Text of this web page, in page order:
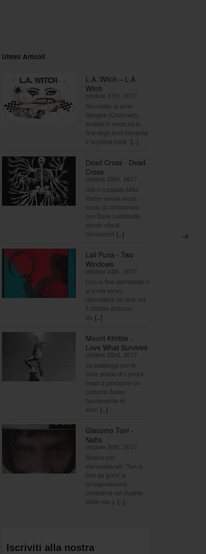
>
Ultimi Articoli
L.A. Witch – L.A.
Witch
ottobre 27th, 2017
Ricordate la serie
Streghe (Charmed),
andata in onda tra la
fine degli anni Novanta
e la prima metà [...]
Dead Cross - Dead
Cross
ottobre 25th, 2017
Già in passato Mike
Patton aveva avuto
modo di collaborare
con Dave Lombardo,
dando vita ai
monument [...]
Lali Puna - Two
Windows
ottobre 24th, 2017
Con la fine dell’estate ci
si avvia verso
l'atmosfera da club, ed
il difficile distacco
da [...]
Mount Kimbie -
Love What Survives
ottobre 23rd, 2017
Se passeggi per le
mille strade di Londra
riesci a percepire un
costante flusso
fluorescente di
ener [...]
Giacomo Toni -
Nafta
ottobre 20th, 2017
Musica per
eterosessuali. “Tan ci
bon da gnint” è
un’espressione
contadina nel dialetto
delle mie p [...]
Iscriviti alla nostra